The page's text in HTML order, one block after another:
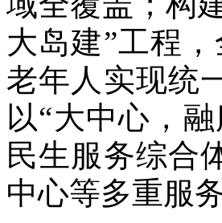
大岛建”工程
老年人实现统
以“大中心，
民生服务综合
中心等多重服